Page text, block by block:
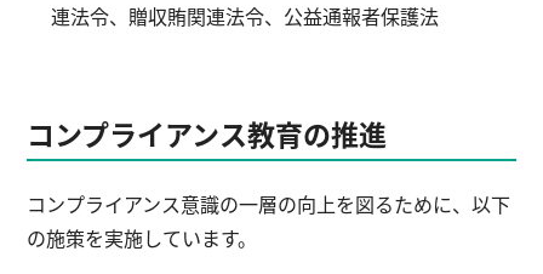
連法令、贈収賄関連法令、公益通報者保護法
コンプライアンス教育の推進
コンプライアンス意識の一層の向上を図るために、以下
の施策を実施しています。